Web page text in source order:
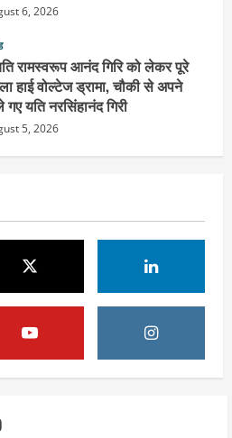
5, 2026
मंत्री स्वामी यतीश्वरानंद ने
कांवड़ियों को भोजन प्रसाद वितरित
कांवड़ियों की सेवा के लिए सभी
आमजन आएं आगे : स्वामी
में बड़ी जिम्मेदारी, संगठन को मिले
ओलंपिक का सपना लेकर निकलेगी
यात्रा, संतों ने दिया विजयी भव का
6, 2026
के तहत जारी किए जा रहे नोटिसों